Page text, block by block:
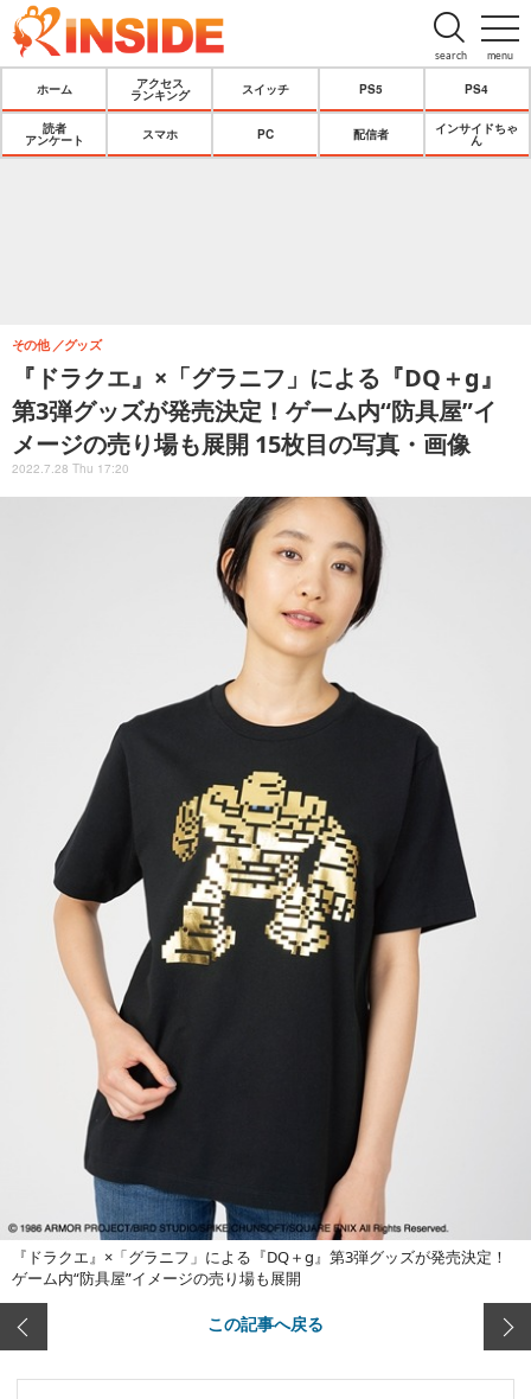
menu
search
ホーム
アクセス
ランキング
スイッチ PS5 PS4
読者
アンケート
スマホ PC 配信者
インサイドちゃ
ん
『ドラクエ』×「グラニフ」による『DQ＋g』
第3弾グッズが発売決定！ゲーム内“防具屋”イ
メージの売り場も展開 15枚目の写真・画像
その他 グッズ
2022.7.28 Thu 17:20
『ドラクエ』×「グラニフ」による『DQ＋g』第3弾グッズが発売決定！
ゲーム内“防具屋”イメージの売り場も展開
この記事へ戻る